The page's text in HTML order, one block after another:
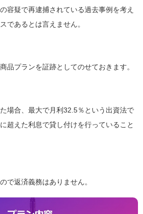
容疑で再逮捕されている過去事例を考え
であるとは言えません。
品プランを証跡としてのせておきます。
場合、最大で月利32.5％という出資法で
超えた利息で貸し付けを行っていること
で返済義務はありません。